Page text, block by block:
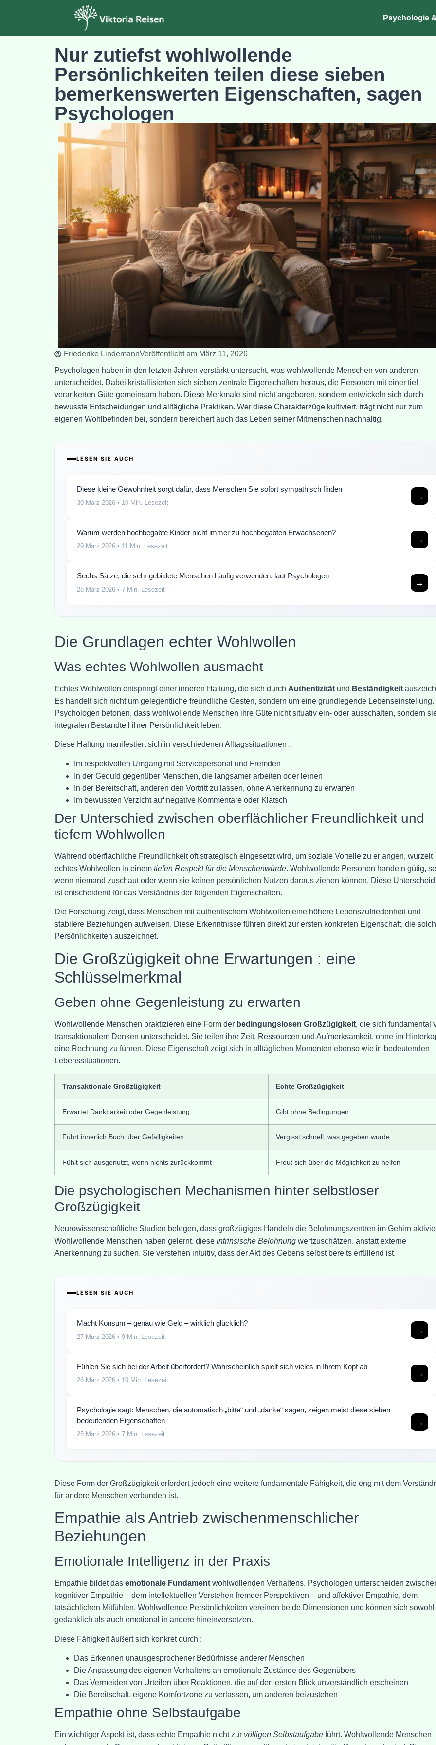
Psychologie
Nur zutiefst wohlwollende
Persönlichkeiten teilen diese sieben
bemerkenswerten Eigenschaften, sagen
Psychologen
Friederike LindemannVeröffentlicht am März 11, 2026
Psychologen haben in den letzten Jahren verstärkt untersucht, was wohlwollende Menschen von anderen
unterscheidet. Dabei kristallisierten sich sieben zentrale Eigenschaften heraus, die Personen mit einer tief
verankerten Güte gemeinsam haben. Diese Merkmale sind nicht angeboren, sondern entwickeln sich durch
bewusste Entscheidungen und alltägliche Praktiken. Wer diese Charakterzüge kultiviert, trägt nicht nur zum
eigenen Wohlbefinden bei, sondern bereichert auch das Leben seiner Mitmenschen nachhaltig.
LESEN SIE AUCH
Diese kleine Gewohnheit sorgt dafür, dass Menschen Sie sofort sympathisch finden
30 März 2026 • 10 Min. Lesezeit
→
Warum werden hochbegabte Kinder nicht immer zu hochbegabten Erwachsenen?
29 März 2026 • 11 Min. Lesezeit
→
Sechs Sätze, die sehr gebildete Menschen häufig verwenden, laut Psychologen
28 März 2026 • 7 Min. Lesezeit
→
Die Grundlagen echter Wohlwollen
Was echtes Wohlwollen ausmacht
Echtes Wohlwollen entspringt einer inneren Haltung, die sich durch Authentizität und Beständigkeit
Es handelt sich nicht um gelegentliche freundliche Gesten, sondern um eine grundlegende Lebenseinstellung.
Psychologen betonen, dass wohlwollende Menschen ihre Güte nicht situativ ein- oder ausschalten, sondern
integralen Bestandteil ihrer Persönlichkeit leben.
Diese Haltung manifestiert sich in verschiedenen Alltagssituationen :
Im respektvollen Umgang mit Servicepersonal und Fremden
In der Geduld gegenüber Menschen, die langsamer arbeiten oder lernen
In der Bereitschaft, anderen den Vortritt zu lassen, ohne Anerkennung zu erwarten
Im bewussten Verzicht auf negative Kommentare oder Klatsch
Der Unterschied zwischen oberflächlicher Freundlichkeit und
tiefem Wohlwollen
Während oberflächliche Freundlichkeit oft strategisch eingesetzt wird, um soziale Vorteile zu erlangen, wurzelt
echtes Wohlwollen in einem tiefen Respekt für die Menschenwürde. Wohlwollende Personen handeln gütig,
wenn niemand zuschaut oder wenn sie keinen persönlichen Nutzen daraus ziehen können. Diese
ist entscheidend für das Verständnis der folgenden Eigenschaften.
Die Forschung zeigt, dass Menschen mit authentischem Wohlwollen eine höhere Lebenszufriedenheit und
stabilere Beziehungen aufweisen. Diese Erkenntnisse führen direkt zur ersten konkreten Eigenschaft, die
Persönlichkeiten auszeichnet.
Die Großzügigkeit ohne Erwartungen : eine
Schlüsselmerkmal
Geben ohne Gegenleistung zu erwarten
Wohlwollende Menschen praktizieren eine Form der bedingungslosen Großzügigkeit, die sich fundamental
transaktionalem Denken unterscheidet. Sie teilen ihre Zeit, Ressourcen und Aufmerksamkeit, ohne im
eine Rechnung zu führen. Diese Eigenschaft zeigt sich in alltäglichen Momenten ebenso wie in bedeutenden
Lebenssituationen.
Transaktionale Großzügigkeit Echte Großzügigkeit
Erwartet Dankbarkeit oder Gegenleistung Gibt ohne Bedingungen
Führt innerlich Buch über Gefälligkeiten Vergisst schnell, was gegeben wurde
Fühlt sich ausgenutzt, wenn nichts zurückkommt Freut sich über die Möglichkeit zu helfen
Die psychologischen Mechanismen hinter selbstloser
Großzügigkeit
Neurowissenschaftliche Studien belegen, dass großzügiges Handeln die Belohnungszentren im Gehirn
Wohlwollende Menschen haben gelernt, diese intrinsische Belohnung wertzuschätzen, anstatt externe
Anerkennung zu suchen. Sie verstehen intuitiv, dass der Akt des Gebens selbst bereits erfüllend ist.
LESEN SIE AUCH
Macht Konsum – genau wie Geld – wirklich glücklich?
27 März 2026 • 9 Min. Lesezeit
→
Fühlen Sie sich bei der Arbeit überfordert? Wahrscheinlich spielt sich vieles in Ihrem Kopf ab
26 März 2026 • 10 Min. Lesezeit
→
Psychologie sagt: Menschen, die automatisch „bitte“ und „danke“ sagen, zeigen meist diese sieben
bedeutenden Eigenschaften
25 März 2026 • 7 Min. Lesezeit
→
Diese Form der Großzügigkeit erfordert jedoch eine weitere fundamentale Fähigkeit, die eng mit dem
für andere Menschen verbunden ist.
Empathie als Antrieb zwischenmenschlicher
Beziehungen
Emotionale Intelligenz in der Praxis
Empathie bildet das emotionale Fundament wohlwollenden Verhaltens. Psychologen unterscheiden
kognitiver Empathie – dem intellektuellen Verstehen fremder Perspektiven – und affektiver Empathie, dem
tatsächlichen Mitfühlen. Wohlwollende Persönlichkeiten vereinen beide Dimensionen und können sich sowohl
gedanklich als auch emotional in andere hineinversetzen.
Diese Fähigkeit äußert sich konkret durch :
Das Erkennen unausgesprochener Bedürfnisse anderer Menschen
Die Anpassung des eigenen Verhaltens an emotionale Zustände des Gegenübers
Das Vermeiden von Urteilen über Reaktionen, die auf den ersten Blick unverständlich erscheinen
Die Bereitschaft, eigene Komfortzone zu verlassen, um anderen beizustehen
Empathie ohne Selbstaufgabe
Ein wichtiger Aspekt ist, dass echte Empathie nicht zur völligen Selbstaufgabe führt. Wohlwollende Menschen